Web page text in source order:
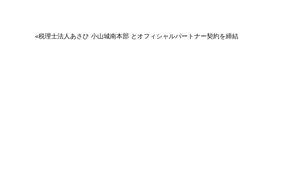
«税理士法人あさひ 小山城南本部 とオフィシャルパートナー契約を締結